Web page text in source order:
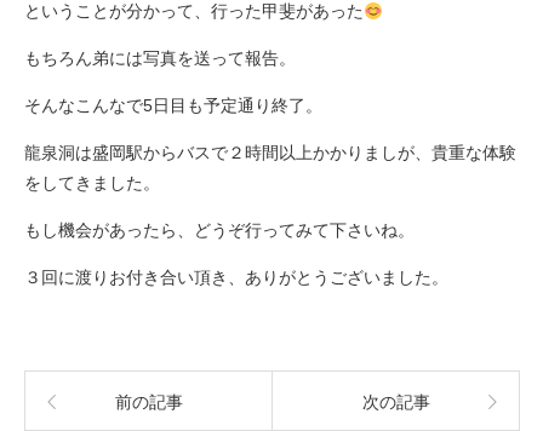
ということが分かって、行った甲斐があった
もちろん弟には写真を送って報告。
そんなこんなで5日目も予定通り終了。
龍泉洞は盛岡駅からバスで２時間以上かかりましが、貴重な体験
をしてきました。
もし機会があったら、どうぞ行ってみて下さいね。
３回に渡りお付き合い頂き、ありがとうございました。
前の記事 次の記事